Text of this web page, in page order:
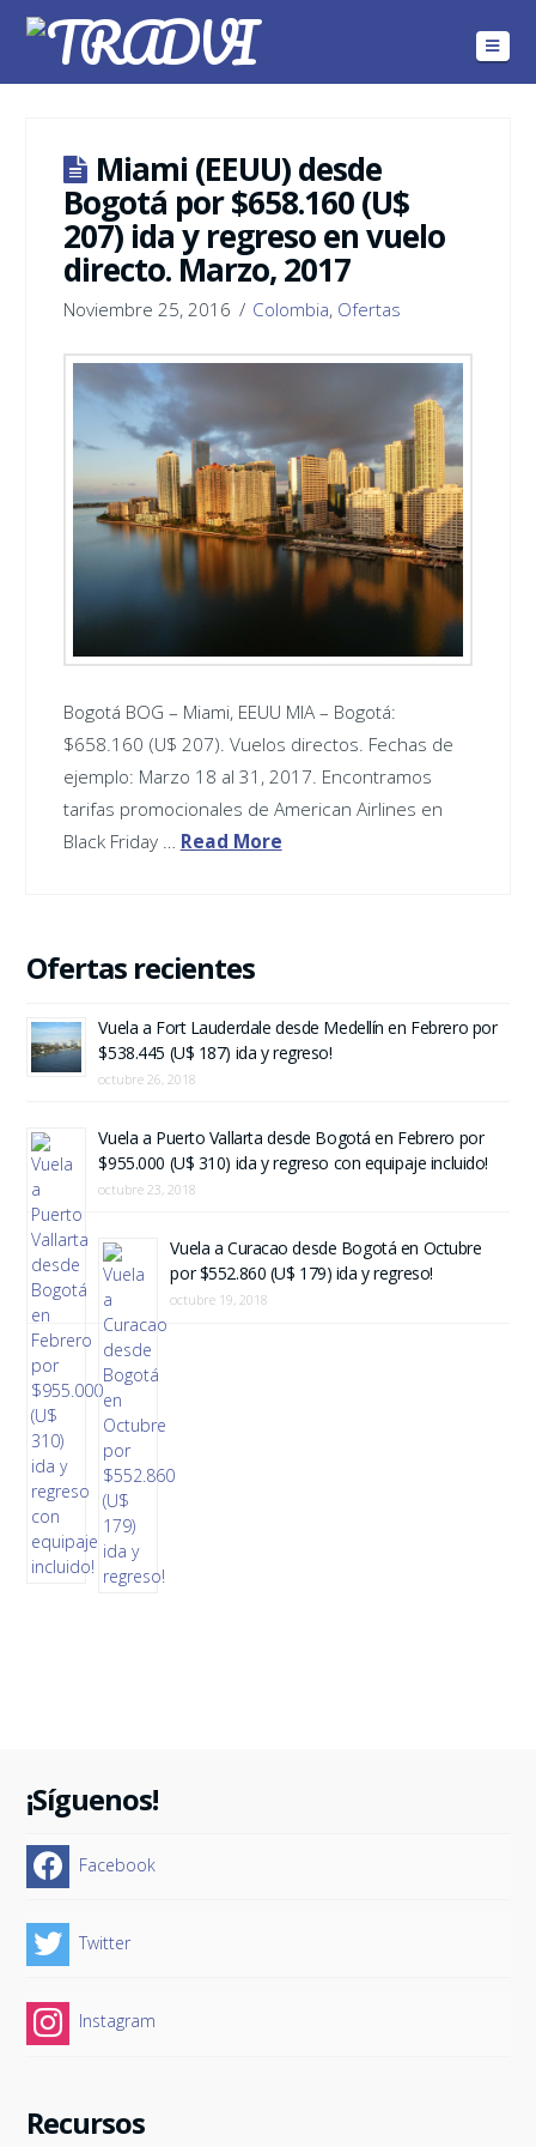
Miami (EEUU) desde
Bogotá por $658.160 (U$
207) ida y regreso en vuelo
directo. Marzo, 2017
Noviembre 25, 2016 Colombia, Ofertas
Bogotá ‪BOG – Miami, EEUU ‪MIA – Bogotá:
$658.160 (U$ 207). Vuelos directos. Fechas de
ejemplo: Marzo 18 al 31, 2017. Encontramos
tarifas promocionales de American Airlines en
Black Friday … Read More
Ofertas recientes
Vuela a Fort Lauderdale desde Medellín en Febrero por
$538.445 (U$ 187) ida y regreso!
octubre 26, 2018
Vuela a Puerto Vallarta desde Bogotá en Febrero por
$955.000 (U$ 310) ida y regreso con equipaje incluido!
octubre 23, 2018
Vuela a Curacao desde Bogotá en Octubre
por $552.860 (U$ 179) ida y regreso!
octubre 19, 2018
¡Síguenos!
Facebook
Twitter
Instagram
Recursos